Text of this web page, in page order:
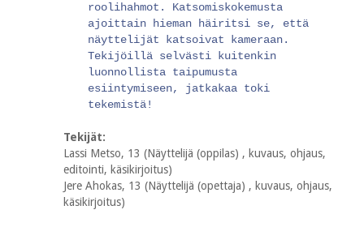
roolihahmot. Katsomiskokemusta
ajoittain hieman häiritsi se, että
näyttelijät katsoivat kameraan.
Tekijöillä selvästi kuitenkin
luonnollista taipumusta
esiintymiseen, jatkakaa toki
tekemistä!
Tekijät:
Lassi Metso, 13 (Näyttelijä (oppilas) , kuvaus, ohjaus,
editointi, käsikirjoitus)
Jere Ahokas, 13 (Näyttelijä (opettaja) , kuvaus, ohjaus,
käsikirjoitus)